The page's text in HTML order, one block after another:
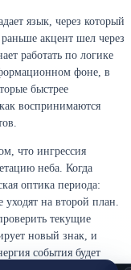
язык, через который
акцент шел через
работать по логике
фоне, в
быстрее
воспринимаются
что ингрессия
неба. Когда
оптика периода:
на второй план.
текущие
новый знак, и
события будет